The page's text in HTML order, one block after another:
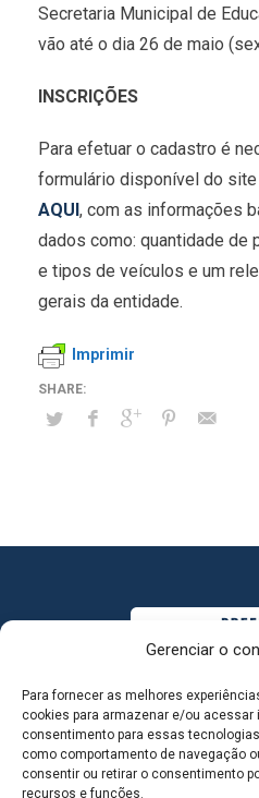
Gerenciar o
Para fornecer as melhores
cookies para armazenar e/ou acessar
consentimento para essas
como comportamento de navegação
consentir ou retirar o consentimento
recursos e funções.
Secretaria Municipal de
vão até o dia 26 de maio
INSCRIÇÕES
Para efetuar o cadastro é
formulário disponível do
AQUI , com as informações
dados como: quantidade de
e tipos de veículos e um
gerais da entidade.
Imprimir
MAPA DO SITE